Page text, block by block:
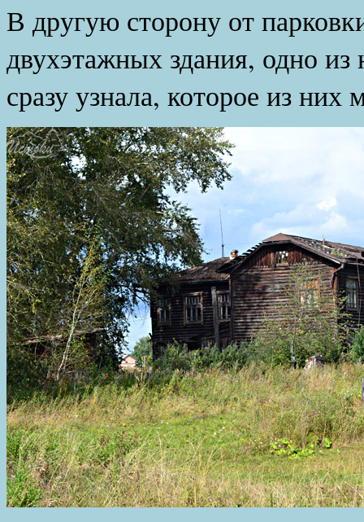
В другую сторону от
двухэтажных здания, одно
сразу узнала, которое из них